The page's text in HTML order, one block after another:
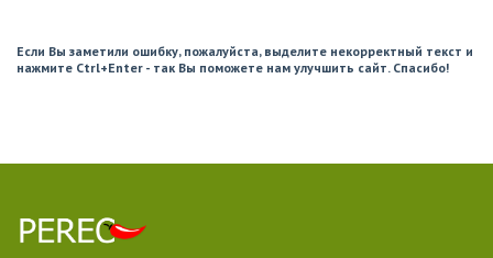
Если Вы заметили ошибку, пожалуйста, выделите некорректный текст и
нажмите Ctrl+Enter - так Вы поможете нам улучшить сайт. Спасибо!